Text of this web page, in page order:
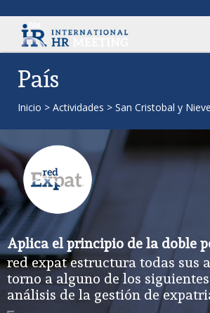
País
Inicio > Actividades > San Cristobal y
Aplica el principio de la doble
red expat estructura todas sus
torno a alguno de los
análisis de la gestión de